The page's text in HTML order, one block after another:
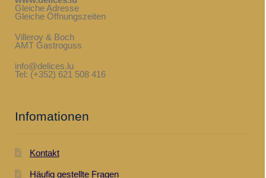
Gleiche Adresse
Gleiche Öffnungszeiten
Villeroy & Boch
AMT Gastroguss
info@delices.lu
Tel: (+352) 621 508 416
Infomationen
Kontakt
Häufig gestellte Fragen